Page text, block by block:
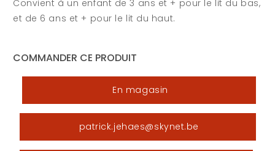
Convient à un enfant de 3 ans et + pour le lit du bas,
et de 6 ans et + pour le lit du haut.
COMMANDER CE PRODUIT
En magasin
patrick.jehaes@skynet.be